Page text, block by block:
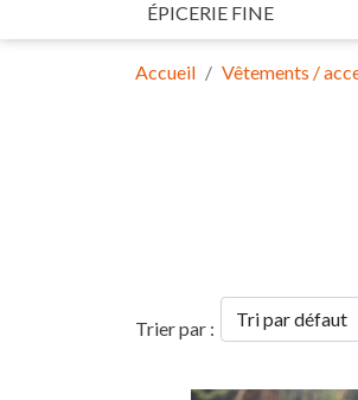
ÉPICERIE FINE
Accueil Vêtements /
Trier par :